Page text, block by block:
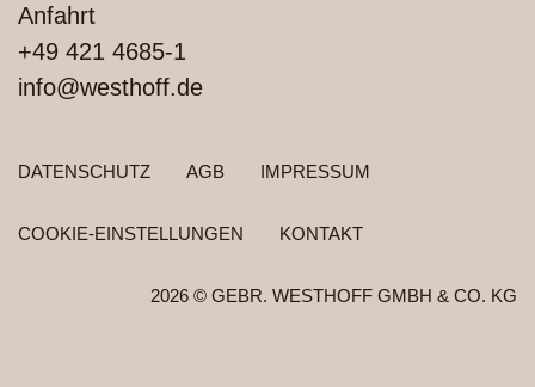
Anfahrt
+49 421 4685-1
info@westhoff.de
DATENSCHUTZ AGB IMPRESSUM
COOKIE-EINSTELLUNGEN KONTAKT
2026 © GEBR. WESTHOFF GMBH & CO. KG